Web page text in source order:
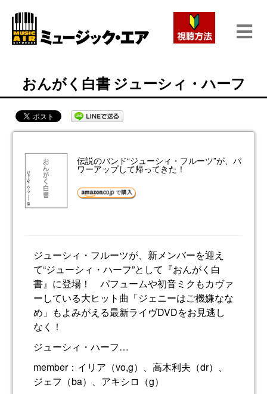
おんがく白書 ジューシィ・ハーフ
伝説のバンド“ジューシィ・フルーツ”が、パ
ワーアップして帰ってきた！
ジューシィ・フルーツが、新メンバーを迎え
て“ジューシィ・ハーフ”として『おんがく白
書』に登場！ パフュームや初音ミクもカヴァ
ーしている大ヒット曲「ジェニーはご機嫌なな
め」もよみがえる最新ライヴDVDをお見逃し
なく！
ジューシィ・ハーフ…
member：イリア（vo,g）、高木利夫（dr）、
ジェフ（ba）、アキシロ（g）